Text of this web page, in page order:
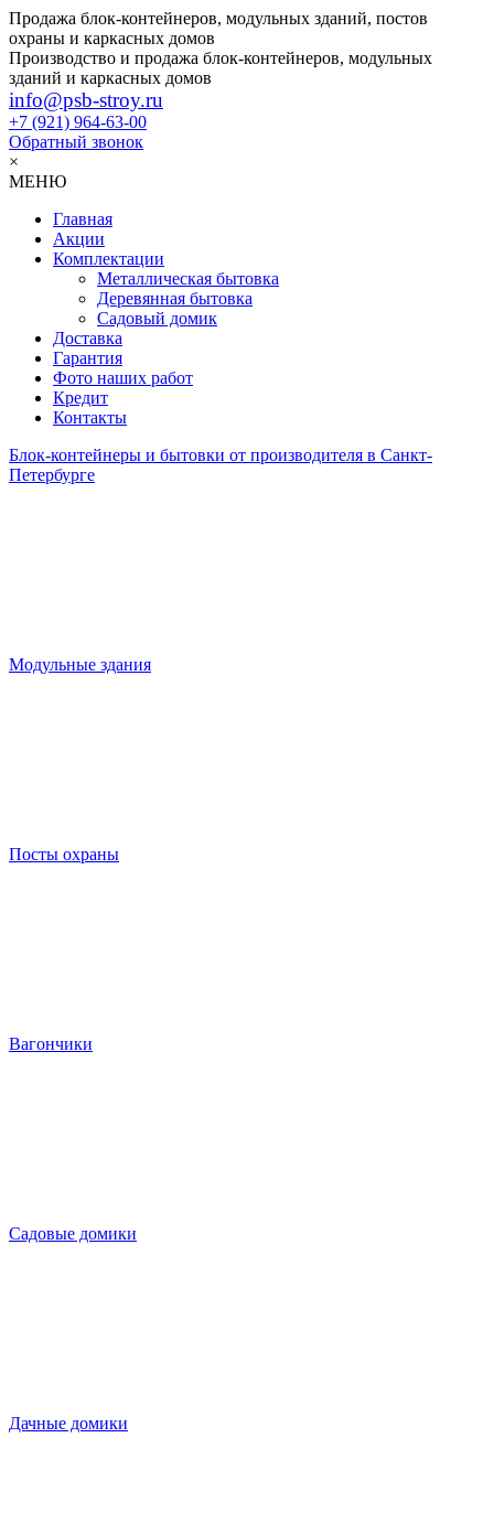
Продажа блок-контейнеров, модульных зданий, постов
охраны и каркасных домов
Производство и продажа блок-контейнеров, модульных
зданий и каркасных домов
info@psb-stroy.ru
+7 (921) 964-63-00
Обратный звонок
×
МЕНЮ
Главная
Акции
Комплектации
Металлическая бытовка
Деревянная бытовка
Садовый домик
Доставка
Гарантия
Фото наших работ
Кредит
Контакты
Блок-контейнеры и бытовки от производителя в Санкт-
Петербурге
Модульные здания
Посты охраны
Вагончики
Садовые домики
Дачные домики